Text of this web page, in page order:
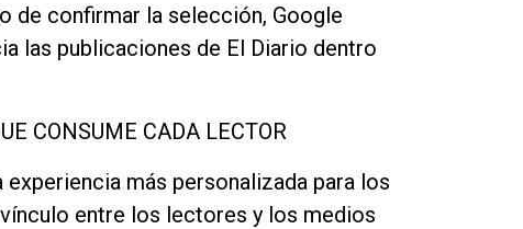
de confirmar la selección, Google
las publicaciones de El Diario dentro
CONSUME CADA LECTOR
experiencia más personalizada para los
entre los lectores y los medios